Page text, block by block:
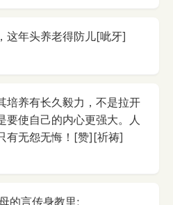
这年头养老得防儿[呲牙]
培养有长久毅力，不是拉开
要使自己的内心更强大。人
有无怨无悔！[赞][祈祷]
的言传身教里;